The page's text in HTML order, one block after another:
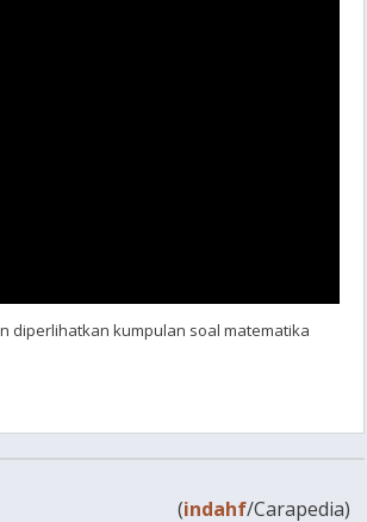
diperlihatkan kumpulan soal matematika
(indahf/Carapedia)